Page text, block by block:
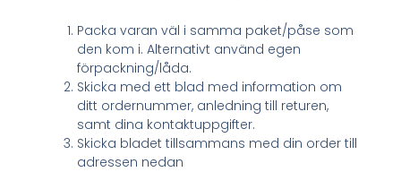
Packa varan väl i samma paket/påse som
den kom i. Alternativt använd egen
förpackning/låda.
Skicka med ett blad med information om
ditt ordernummer, anledning till returen,
samt dina kontaktuppgifter.
Skicka bladet tillsammans med din order till
adressen nedan